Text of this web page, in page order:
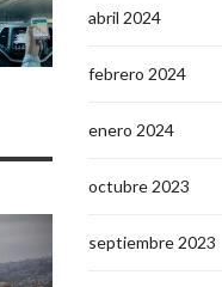
abril 2024
febrero 2024
enero 2024
octubre 2023
septiembre 2023